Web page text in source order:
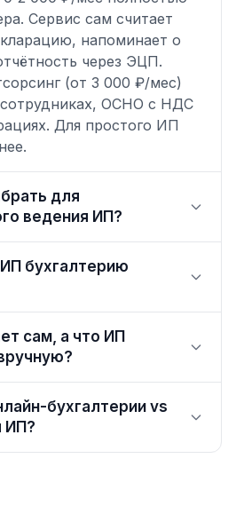
Сервис сам считает
напоминает о
через ЭЦП.
(от 3 000 ₽/мес)
ОСНО с НДС
Для простого ИП
для
ведения ИП?
бухгалтерию
сам, а что ИП
бухгалтерии vs
ИП?